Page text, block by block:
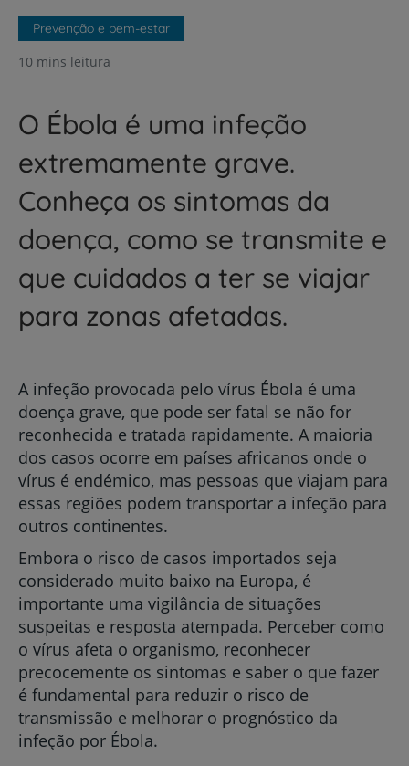
Prevenção e bem-estar
10 mins leitura
O Ébola é uma infeção
extremamente grave.
Conheça os sintomas da
doença, como se transmite e
que cuidados a ter se viajar
para zonas afetadas.
A infeção provocada pelo vírus Ébola é uma
doença grave, que pode ser fatal se não for
reconhecida e tratada rapidamente. A maioria
dos casos ocorre em países africanos onde o
vírus é endémico, mas pessoas que viajam para
essas regiões podem transportar a infeção para
outros continentes.
Embora o risco de casos importados seja
considerado muito baixo na Europa, é
importante uma vigilância de situações
suspeitas e resposta atempada. Perceber como
o vírus afeta o organismo, reconhecer
precocemente os sintomas e saber o que fazer
é fundamental para reduzir o risco de
transmissão e melhorar o prognóstico da
infeção por Ébola.